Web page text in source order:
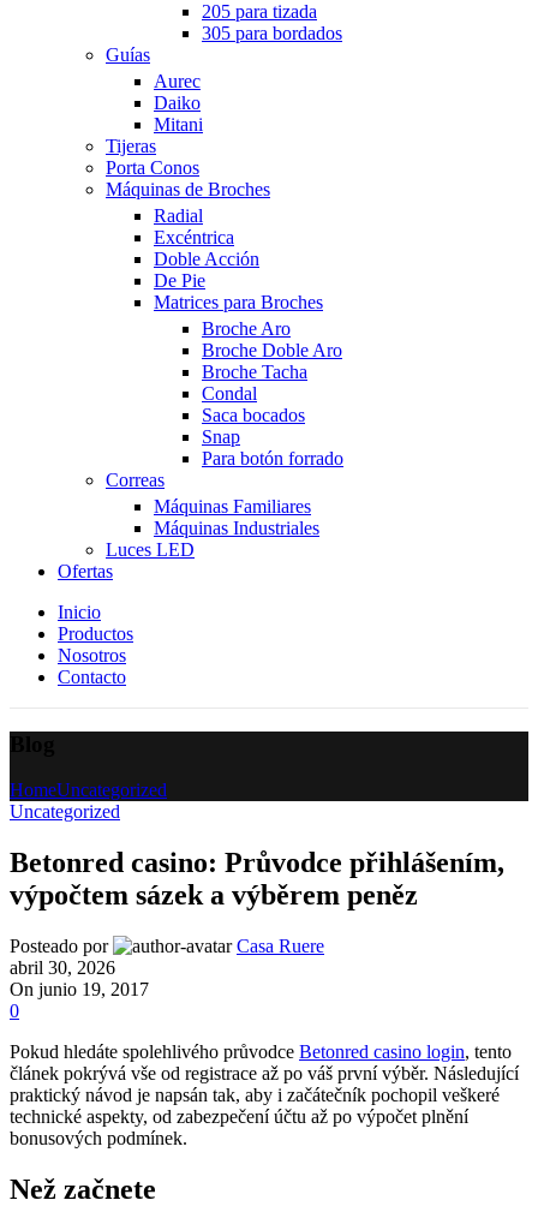
205 para tizada
305 para bordados
Guías
Aurec
Daiko
Mitani
Tijeras
Porta Conos
Máquinas de Broches
Radial
Excéntrica
Doble Acción
De Pie
Matrices para Broches
Broche Aro
Broche Doble Aro
Broche Tacha
Condal
Saca bocados
Snap
Para botón forrado
Correas
Máquinas Familiares
Máquinas Industriales
Luces LED
Ofertas
Inicio
Productos
Nosotros
Contacto
HomeUncategorized
Uncategorized
Betonred casino: Průvodce přihlášením,
výpočtem sázek a výběrem peněz
Posteado por
Casa Ruere
abril 30, 2026
On junio 19, 2017
0
Pokud hledáte spolehlivého průvodce Betonred casino login, tento
článek pokrývá vše od registrace až po váš první výběr. Následující
praktický návod je napsán tak, aby i začátečník pochopil veškeré
technické aspekty, od zabezpečení účtu až po výpočet plnění
bonusových podmínek.
Než začnete